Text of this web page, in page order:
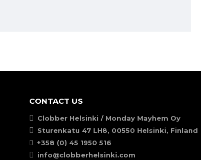
CONTACT US
Clobber Helsinki / Monday Mayhem Oy
Sturenkatu 47 LH8, 00550 Helsinki, Finland
+358 (0) 45 1950 516
info@clobberhelsinki.com